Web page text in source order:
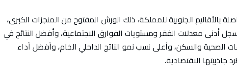
بالأقاليم الجنوبية للمملكة، ذلك الورش المفتوح من المنجزات الكبرى،
أدنى معدلات الفقر ومستويات الفوارق الاجتماعية، وأفضل النتائج في
الصحية والسكن، وأعلى نسب نمو الناتج الداخلي الخام، وأفضل أداء
الاقتصادية.